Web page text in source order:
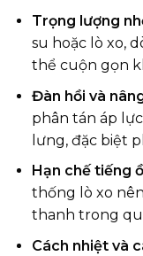
Trọng lượng
su hoặc lò xo,
thể cuộn gọn
Đàn hồi và
phân tán áp
lưng, đặc biệt
Hạn chế tiếng
thống lò xo
thanh trong
Cách nhiệt và